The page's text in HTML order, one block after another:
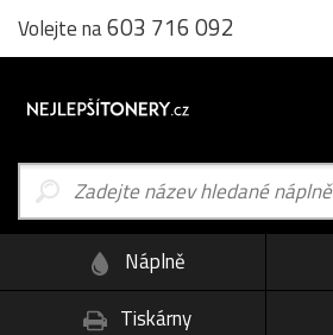
Volejte na603 716 092
Náplně
Tiskárny